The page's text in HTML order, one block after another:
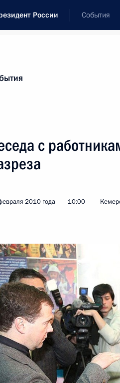
России События
2018 года, 14:45
отставка Амана Тулеева
2018 года, 09:25
о ликвидации
марта 2018 года, 07:15
с
2010 года 10:00